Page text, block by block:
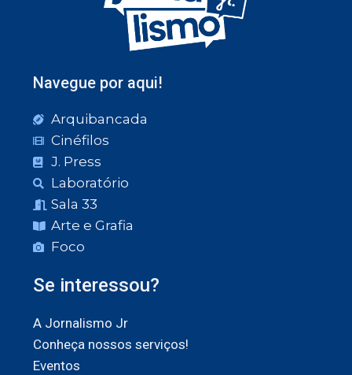
Navegue por aqui!
Arquibancada
Cinéfilos
J. Press
Laboratório
Sala 33
Arte e Grafia
Foco
Se interessou?
A Jornalismo Jr
Conheça nossos serviços!
Eventos